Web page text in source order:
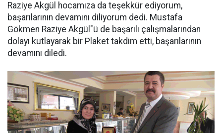
Raziye Akgül hocamıza da teşekkür ediyorum,
başarılarının devamını diliyorum dedi. Mustafa
Gökmen Raziye Akgül"ü de başarılı çalışmalarından
dolayı kutlayarak bir Plaket takdim etti, başarılarının
devamını diledi.